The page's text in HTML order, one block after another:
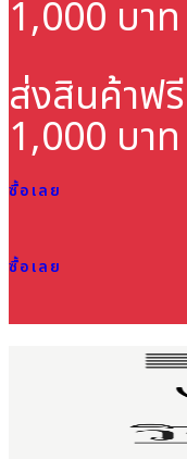
1,000 บาท
ส่งสินค้าฟรี
1,000 บาท
ซื้อเลย
ซื้อเลย